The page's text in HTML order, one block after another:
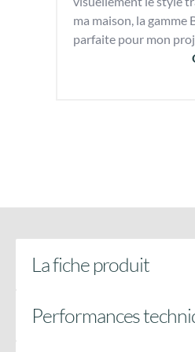
ma maison, la gamme
parfaite pour mon
La fiche produit
Performances